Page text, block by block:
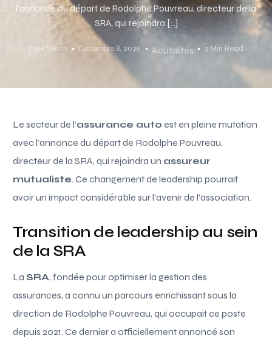
l’annonce du départ de Rodolphe Pouvreau, directeur de la
SRA, qui rejoindra […]
Paul Simon Décembre 8, 2025 Acutalités 3 Min Read
Le secteur de l’assurance auto est en pleine mutation
avec l’annonce du départ de Rodolphe Pouvreau,
directeur de la SRA, qui rejoindra un assureur
mutualiste. Ce changement de leadership pourrait
avoir un impact considérable sur l’avenir de l’association.
Transition de leadership au sein
de la SRA
La SRA, fondée pour optimiser la gestion des
assurances, a connu un parcours enrichissant sous la
direction de Rodolphe Pouvreau, qui occupait ce poste
depuis 2021. Ce dernier a officiellement annoncé son